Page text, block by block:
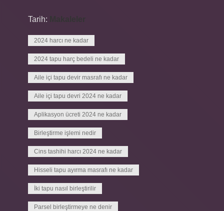
Tarih:
2024 harcı ne kadar
2024 tapu harç bedeli ne kadar
Aile içi tapu devir masrafı ne kadar
Aile içi tapu devri 2024 ne kadar
Aplikasyon ücreti 2024 ne kadar
Birleştirme işlemi nedir
Cins tashihi harcı 2024 ne kadar
Hisseli tapu ayırma masrafı ne kadar
İki tapu nasıl birleştirilir
Parsel birleştirmeye ne denir